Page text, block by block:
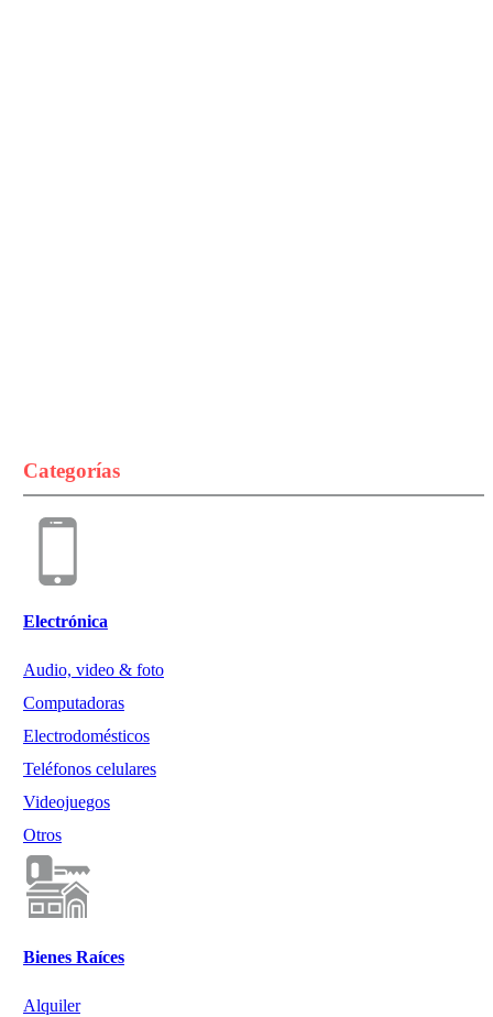
Categorías
Electrónica
Audio, video & foto
Computadoras
Electrodomésticos
Teléfonos celulares
Videojuegos
Otros
Bienes Raíces
Alquiler